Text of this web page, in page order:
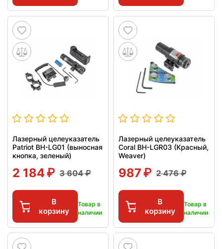
Лазерный целеуказатель
Patriot BH-LG01 (выносная
кнопка, зеленый)
2 184 3 604
В
корзину
Товар в
наличии
Лазерный целеуказатель
Coral BH-LGR03 (Красный,
Weaver)
987 2 476
В
корзину
Товар в
наличии